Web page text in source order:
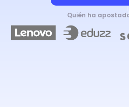
Quién ha